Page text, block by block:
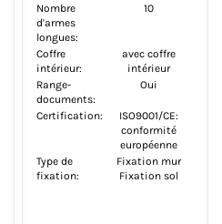
Nombre
d'armes
longues:
10
Coffre
intérieur:
avec coffre
intérieur
Range-
documents:
Oui
Certification:
ISO9001/CE:
conformité
européenne
Type de
fixation:
Fixation mur
Fixation sol